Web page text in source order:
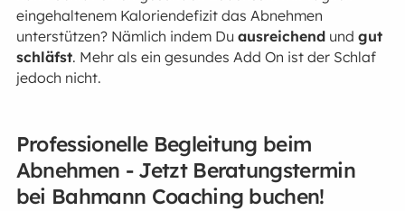
eingehaltenem Kaloriendefizit das Abnehmen
unterstützen? Nämlich indem Du ausreichendund gut
schläfst. Mehr als ein gesundes Add On ist der Schlaf
jedoch nicht.
Professionelle Begleitung beim
Abnehmen - Jetzt Beratungstermin
bei Bahmann Coaching buchen!